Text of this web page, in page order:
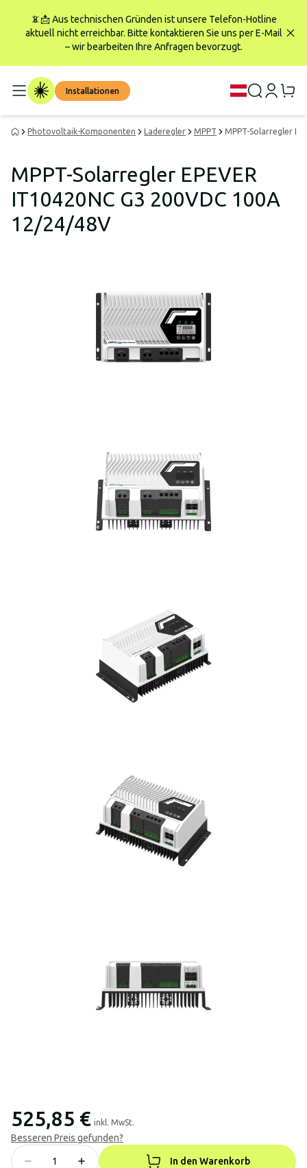
📵📩 Aus technischen Gründen ist unsere Telefon-Hotline
aktuell nicht erreichbar. Bitte kontaktieren Sie uns per E-Mail
– wir bearbeiten Ihre Anfragen bevorzugt.
Installationen
Photovoltaik-Komponenten Laderegler MPPT MPPT-Solarregler
MPPT-Solarregler EPEVER
IT10420NC G3 200VDC 100A
12/24/48V
525,85 € inkl. MwSt.
Besseren Preis gefunden?
In den Warenkorb